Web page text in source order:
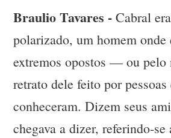
Braulio Tavares -Cabral
polarizado, um homem
extremos opostos — ou pelo
retrato dele feito por pessoas
conheceram. Dizem seus
chegava a dizer, referindo-se